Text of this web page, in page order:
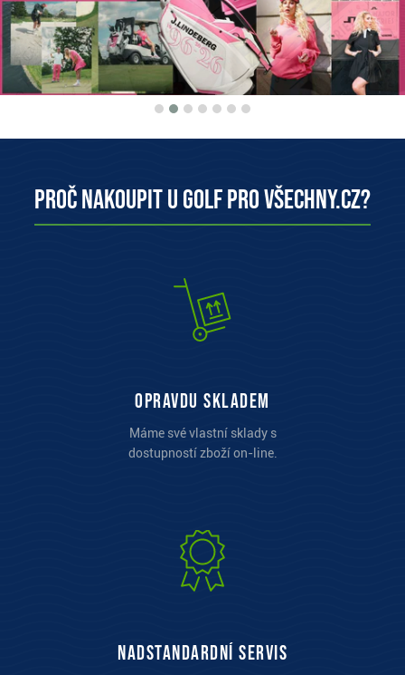
Proč nakoupit u Golf pro všechny.cz?
opravdu skladem
Máme své vlastní sklady s
dostupností zboží on-line.
Nadstandardní servis